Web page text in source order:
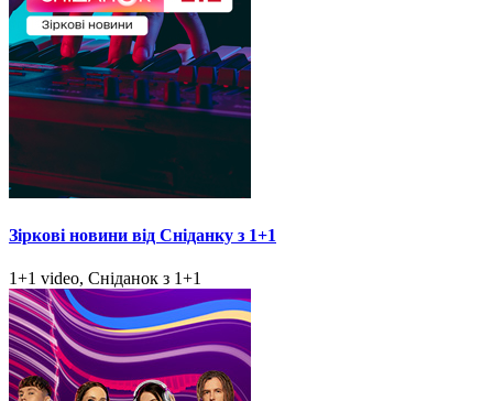
Зіркові новини від Сніданку з 1+1
1+1 video, Сніданок з 1+1